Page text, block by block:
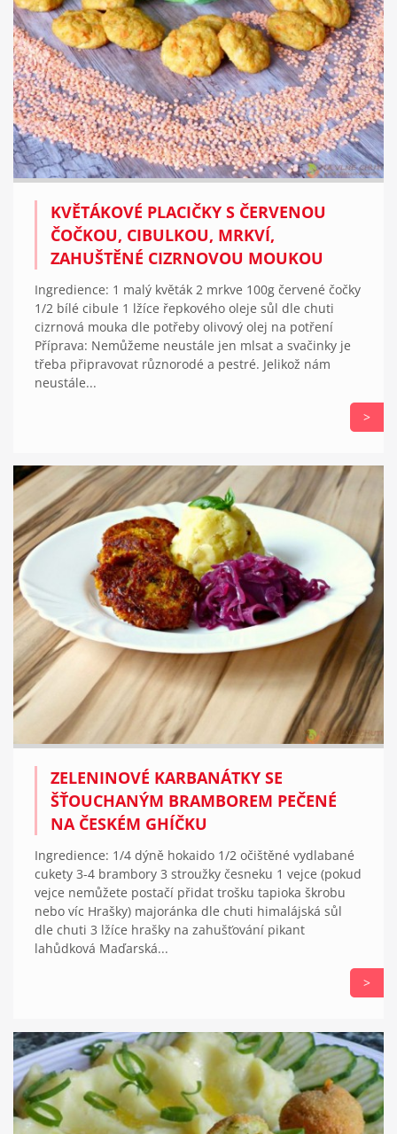
KVĚTÁKOVÉ PLACIČKY S ČERVENOU
ČOČKOU, CIBULKOU, MRKVÍ,
ZAHUŠTĚNÉ CIZRNOVOU MOUKOU
Ingredience: 1 malý květák 2 mrkve 100g červené čočky
1/2 bílé cibule 1 lžíce řepkového oleje sůl dle chuti
cizrnová mouka dle potřeby olivový olej na potření
Příprava: Nemůžeme neustále jen mlsat a svačinky je
třeba připravovat různorodé a pestré. Jelikož nám
neustále...
>
ZELENINOVÉ KARBANÁTKY SE
ŠŤOUCHANÝM BRAMBOREM PEČENÉ
NA ČESKÉM GHÍČKU
Ingredience: 1/4 dýně hokaido 1/2 očištěné vydlabané
cukety 3-4 brambory 3 stroužky česneku 1 vejce (pokud
vejce nemůžete postačí přidat trošku tapioka škrobu
nebo víc Hrašky) majoránka dle chuti himalájská sůl
dle chuti 3 lžíce hrašky na zahušťování pikant
lahůdková Maďarská...
>